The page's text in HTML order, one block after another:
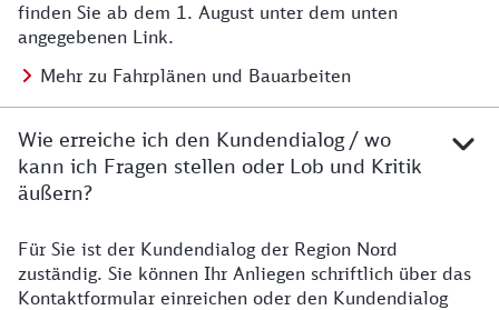
finden Sie ab dem 1. August unter dem unten
angegebenen Link.
Mehr zu Fahrplänen und Bauarbeiten
Wie erreiche ich den Kundendialog / wo
kann ich Fragen stellen oder Lob und Kritik
äußern?
Details zu Kontakt
Für Sie ist der Kundendialog der Region Nord
zuständig. Sie können Ihr Anliegen schriftlich über das
Kontaktformular einreichen oder den Kundendialog